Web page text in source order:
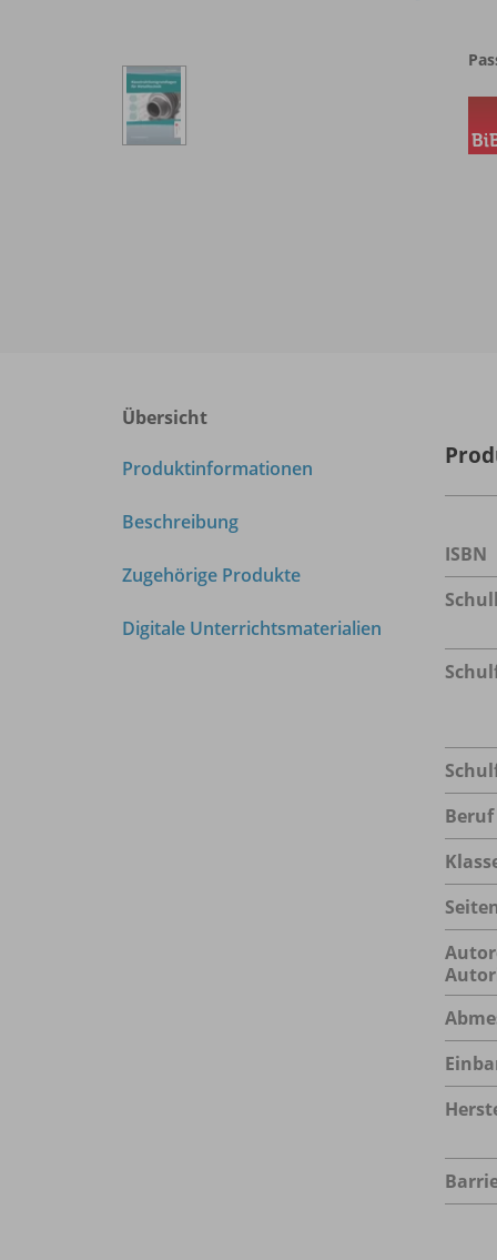
Übersicht
Produktinformationen
Beschreibung
Zugehörige Produkte
Digitale Unterrichtsmaterialien
ISBN
Beruf